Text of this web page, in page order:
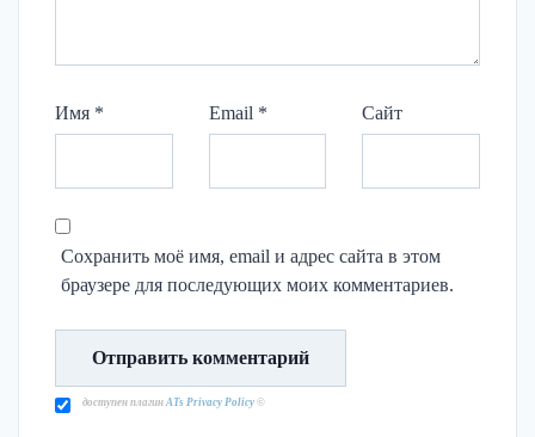
Имя * Email * Сайт
Сохранить моё имя, email и адрес сайта в этом
браузере для последующих моих комментариев.
доступен плагин ATs Privacy Policy ©